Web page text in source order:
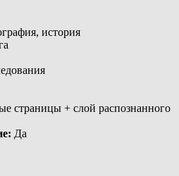
история
страницы + слой распознанного
: Да